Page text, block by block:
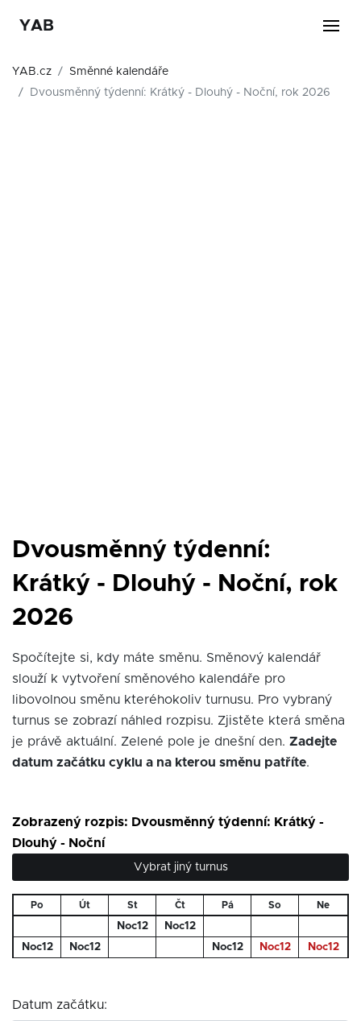
YAB
YAB.cz
Směnné kalendáře
Dvousměnný týdenní: Krátký - Dlouhý - Noční, rok 2026
Dvousměnný týdenní:
Krátký - Dlouhý - Noční, rok
2026
Spočítejte si, kdy máte směnu. Směnový kalendář
slouží k vytvoření směnového kalendáře pro
libovolnou směnu kteréhokoliv turnusu. Pro vybraný
turnus se zobrazí náhled rozpisu. Zjistěte která směna
je právě aktuální. Zelené pole je dnešní den. Zadejte
datum začátku cyklu a na kterou směnu patříte.
Zobrazený rozpis: Dvousměnný týdenní: Krátký -
Dlouhý - Noční
Vybrat jiný turnus
Po Út St Čt Pá So Ne
Noc12
Noc12
Noc12
Noc12 Noc12 Noc12 Noc12
Datum začátku: